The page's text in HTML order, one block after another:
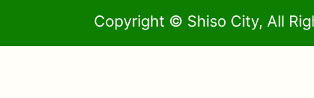
Copyright © Shiso City, All